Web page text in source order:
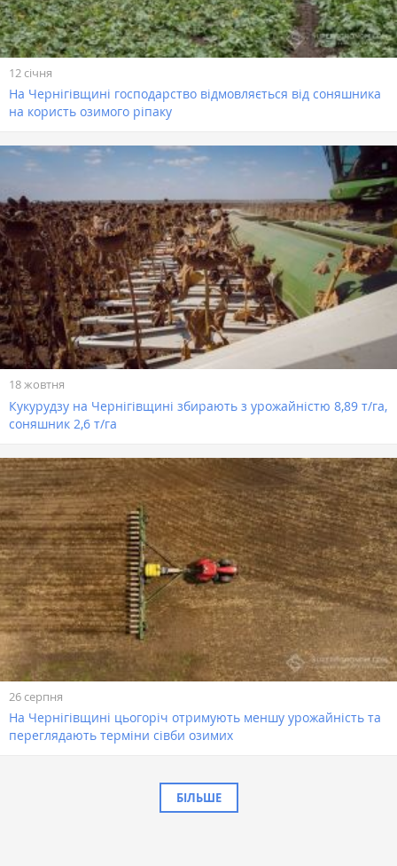
12 січня
На Чернігівщині господарство відмовляється від соняшника
на користь озимого ріпаку
18 жовтня
Кукурудзу на Чернігівщині збирають з урожайністю 8,89 т/га,
соняшник 2,6 т/га
26 серпня
На Чернігівщині цьогоріч отримують меншу урожайність та
переглядають терміни сівби озимих
БІЛЬШЕ